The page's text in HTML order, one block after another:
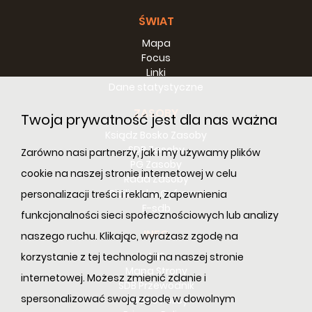
Twoja prywatność jest dla nas ważna
Zarówno nasi partnerzy, jak i my używamy plików
cookie na naszej stronie internetowej w celu
personalizacji treści i reklam, zapewnienia
funkcjonalności sieci społecznościowych lub analizy
naszego ruchu. Klikając, wyrażasz zgodę na
korzystanie z tej technologii na naszej stronie
internetowej. Możesz zmienić zdanie i
spersonalizować swoją zgodę w dowolnym
ŚWIAT
Mapa
Focus
Linki
ZASOBY
SDB Zasoby
Rada Zasoby
Bibilioteka Cyfrowa
E-sdb
INFO
ANS
Mapa Strony
SDB Przewodnik
Cookie Policy